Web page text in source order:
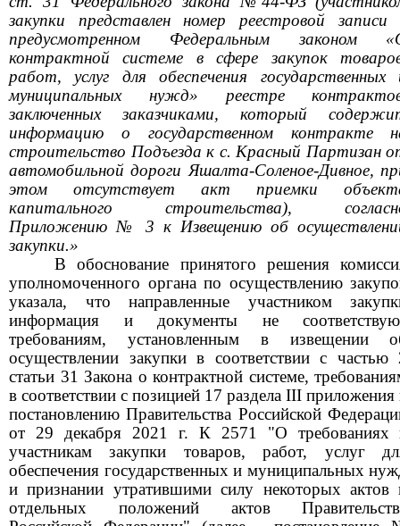
закупки представлен номер реестровой записи
предусмотренном Федеральным законом
контрактной системе в сфере закупок
работ, услуг для обеспечения государственных
муниципальных нужд» реестре
заключенных заказчиками, который
информацию о государственном контракте
строительство Подъезда к с. Красный Партизан
автомобильной дороги Яшалта-Соленое-Дивное,
этом отсутствует акт приемки
капитального строительства),
Приложению № 3 к Извещению об
закупки.»
В обоснование принятого решения
уполномоченного органа по осуществлению
указала, что направленные участником
информация и документы не
требованиям, установленным в извещении
осуществлении закупки в соответствии с частью
статьи 31 Закона о контрактной системе,
в соответствии с позицией 17 раздела IIIприложения
постановлению Правительства Российской
от 29 декабря 2021 г. К 2571 "О требованиях
участникам закупки товаров, работ, услуг
обеспечения государственных и муниципальных
и признании утратившими силу некоторых актов
отдельных положений актов